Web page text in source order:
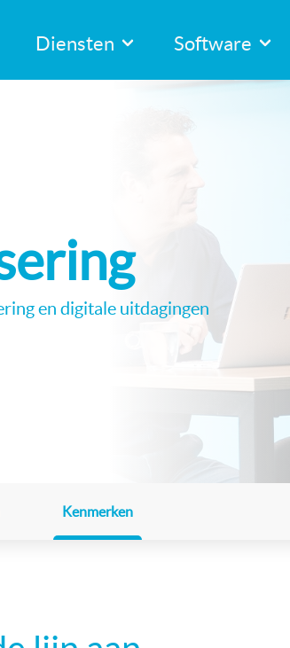
Diensten Software
en digitale uitdagingen
Kenmerken